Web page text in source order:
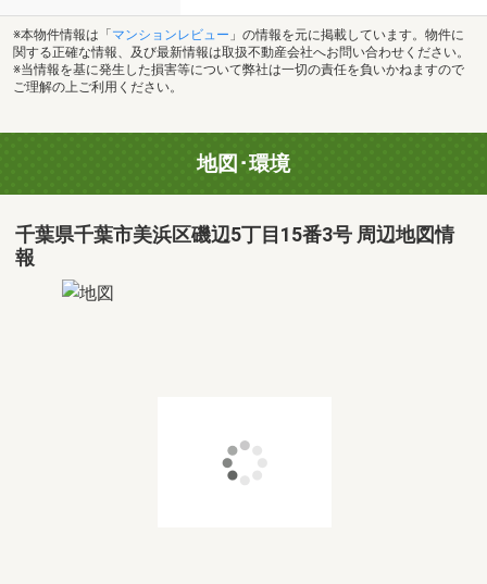
※本物件情報は「 マンションレビュー 」の情報を元に掲載しています。物件に
関する正確な情報、及び最新情報は取扱不動産会社へお問い合わせください。
※当情報を基に発生した損害等について弊社は一切の責任を負いかねますので
ご理解の上ご利用ください。
地図･環境
千葉県千葉市美浜区磯辺5丁目15番3号 周辺地図情
報